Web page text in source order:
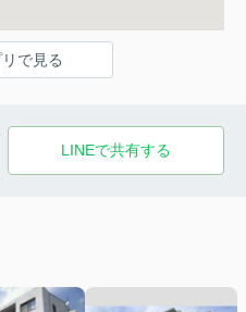
で見る
LINEで共有する